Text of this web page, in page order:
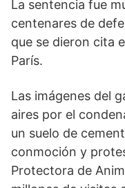
La sentencia fue
centenares de
que se dieron cita
París.
Las imágenes del
aires por el
un suelo de
conmoción y
Protectora de